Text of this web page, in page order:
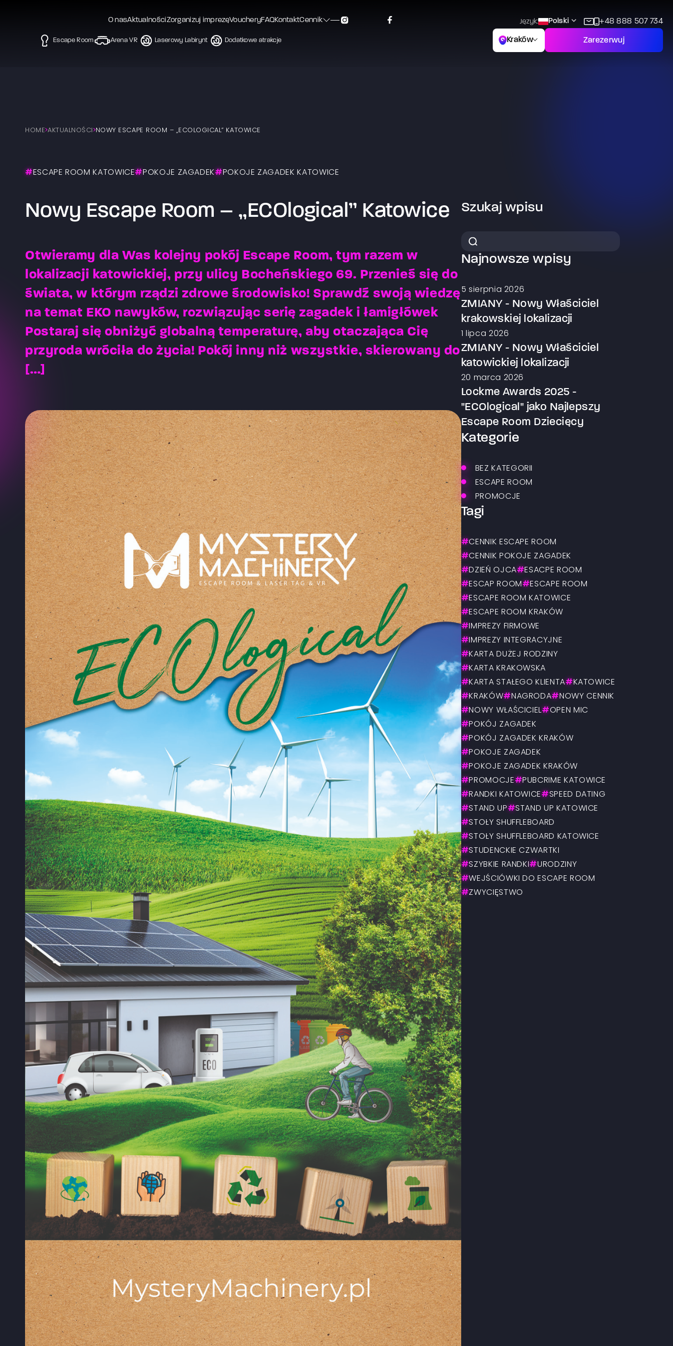
O nasAktualnościZorganizuj imprezęVoucheryFAQKontaktCennik
Escape Room Arena VR Laserowy Labirynt Dodatkowe atrakcje
Język: Polski +48 888 507 734
Kraków Zarezerwuj
HOME AKTUALNOŚCI NOWY ESCAPE ROOM – „ECOLOGICAL” KATOWICE
# ESCAPE ROOM KATOWICE# POKOJE ZAGADEK# POKOJE ZAGADEK KATOWICE
Nowy Escape Room – „ECOlogical” Katowice
Otwieramy dla Was kolejny pokój Escape Room, tym razem w
lokalizacji katowickiej, przy ulicy Bocheńskiego 69. Przenieś się do
świata, w którym rządzi zdrowe środowisko! Sprawdź swoją wiedzę
na temat EKO nawyków, rozwiązując serię zagadek i łamigłówek
Postaraj się obniżyć globalną temperaturę, aby otaczająca Cię
przyroda wróciła do życia! Pokój inny niż wszystkie, skierowany do
[…]
Szukaj wpisu
Najnowsze wpisy
5 sierpnia 2026
ZMIANY - Nowy Właściciel
krakowskiej lokalizacji
1 lipca 2026
ZMIANY - Nowy Właściciel
katowickiej lokalizacji
20 marca 2026
Lockme Awards 2025 -
"ECOlogical" jako Najlepszy
Escape Room Dziecięcy
Kategorie
BEZ KATEGORII
ESCAPE ROOM
PROMOCJE
Tagi
#CENNIK ESCAPE ROOM
#CENNIK POKOJE ZAGADEK
#DZIEŃ OJCA#ESACPE ROOM
#ESCAP ROOM #ESCAPE ROOM
#ESCAPE ROOM KATOWICE
#ESCAPE ROOM KRAKÓW
# IMPREZY FIRMOWE
# IMPREZY INTEGRACYJNE
#KARTA DUŻEJ RODZINY
#KARTA KRAKOWSKA
#KARTA STAŁEGO KLIENTA# KATOWICE
#KRAKÓW# NAGRODA# NOWY CENNIK
#NOWY WŁAŚCICIEL#OPEN MIC
#POKÓJ ZAGADEK
#POKÓJ ZAGADEK KRAKÓW
#POKOJE ZAGADEK
#POKOJE ZAGADEK KRAKÓW
#PROMOCJE#PUBCRIME KATOWICE
#RANDKI KATOWICE#SPEED DATING
#STAND UP#STAND UP KATOWICE
#STOŁY SHUFFLEBOARD
#STOŁY SHUFFLEBOARD KATOWICE
#STUDENCKIE CZWARTKI
#SZYBKIE RANDKI #URODZINY
#WEJŚCIÓWKI DO ESCAPE ROOM
#ZWYCIĘSTWO